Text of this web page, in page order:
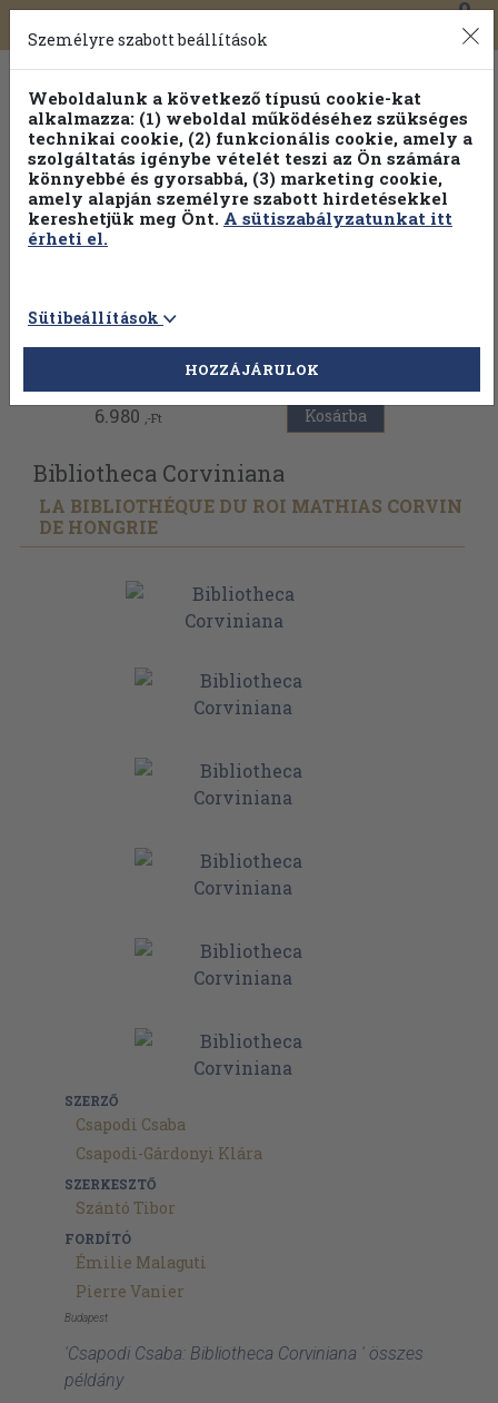
Toggle
navigation
0
Válogasson több mint 30 000 kötet közül
Hobbi témakörökben20% kedvezménnyel!
Vissza az előző oldalra
6.980 ,-Ft Kosárba
Bibliotheca Corviniana
LA BIBLIOTHÉQUE DU ROI MATHIAS CORVIN
DE HONGRIE
SZERZŐ
Csapodi Csaba
Csapodi-Gárdonyi Klára
SZERKESZTŐ
Szántó Tibor
FORDÍTÓ
Émilie Malaguti
Pierre Vanier
Budapest
'Csapodi Csaba: Bibliotheca Corviniana ' összes
példány
Személyre szabott beállítások
Weboldalunk a következő típusú cookie-kat
alkalmazza: (1) weboldal működéséhez szükséges
technikai cookie, (2) funkcionális cookie, amely a
szolgáltatás igénybe vételét teszi az Ön számára
könnyebbé és gyorsabbá, (3) marketing cookie,
amely alapján személyre szabott hirdetésekkel
kereshetjük meg Önt. A sütiszabályzatunkat itt
érheti el.
Sütibeállítások
HOZZÁJÁRULOK